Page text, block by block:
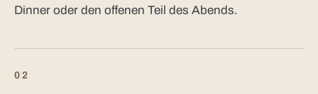
Dinner oder den offenen Teil des Abends.
02